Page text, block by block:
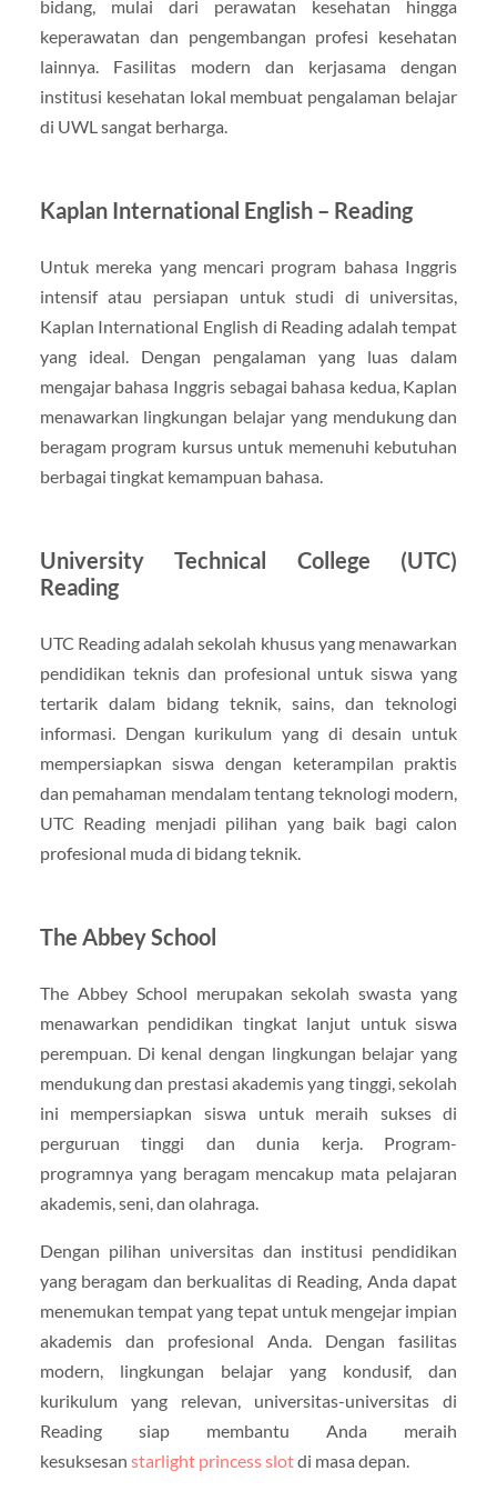
bidang, mulai dari perawatan kesehatan hingga
keperawatan dan pengembangan profesi kesehatan
lainnya. Fasilitas modern dan kerjasama dengan
institusi kesehatan lokal membuat pengalaman belajar
di UWL sangat berharga.
Kaplan International English – Reading
Untuk mereka yang mencari program bahasa Inggris
intensif atau persiapan untuk studi di universitas,
Kaplan International English di Reading adalah tempat
yang ideal. Dengan pengalaman yang luas dalam
mengajar bahasa Inggris sebagai bahasa kedua, Kaplan
menawarkan lingkungan belajar yang mendukung dan
beragam program kursus untuk memenuhi kebutuhan
berbagai tingkat kemampuan bahasa.
University Technical College (UTC)
Reading
UTC Reading adalah sekolah khusus yang menawarkan
pendidikan teknis dan profesional untuk siswa yang
tertarik dalam bidang teknik, sains, dan teknologi
informasi. Dengan kurikulum yang di desain untuk
mempersiapkan siswa dengan keterampilan praktis
dan pemahaman mendalam tentang teknologi modern,
UTC Reading menjadi pilihan yang baik bagi calon
profesional muda di bidang teknik.
The Abbey School
The Abbey School merupakan sekolah swasta yang
menawarkan pendidikan tingkat lanjut untuk siswa
perempuan. Di kenal dengan lingkungan belajar yang
mendukung dan prestasi akademis yang tinggi, sekolah
ini mempersiapkan siswa untuk meraih sukses di
perguruan tinggi dan dunia kerja. Program-
programnya yang beragam mencakup mata pelajaran
akademis, seni, dan olahraga.
Dengan pilihan universitas dan institusi pendidikan
yang beragam dan berkualitas di Reading, Anda dapat
menemukan tempat yang tepat untuk mengejar impian
akademis dan profesional Anda. Dengan fasilitas
modern, lingkungan belajar yang kondusif, dan
kurikulum yang relevan, universitas-universitas di
Reading siap membantu Anda meraih
kesuksesan starlight princess slotdi masa depan.